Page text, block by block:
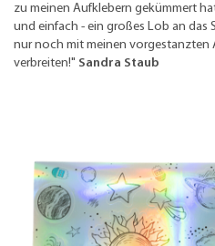
zu meinen Aufklebern gekümmert
und einfach - ein großes Lob an das
nur noch mit meinen vorgestanzten
verbreiten!" Sandra Staub